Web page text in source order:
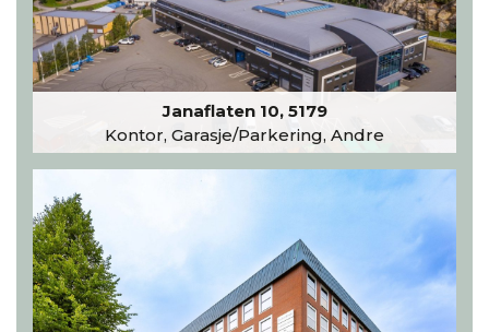
Janaflaten 10, 5179
Kontor, Garasje/Parkering, Andre